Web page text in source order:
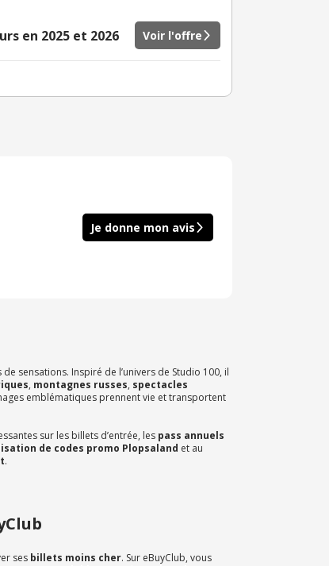
en 2025 et 2026 Voir l'offre
Je donne mon avis
sensations. Inspiré de l’univers de Studio 100, il
, montagnes russes, spectacles
emblématiques prennent vie et transportent
sur les billets d’entrée, les pass annuels
de codes promo Plopsaland et au
.
ses billets moins cher. Sur eBuyClub, vous